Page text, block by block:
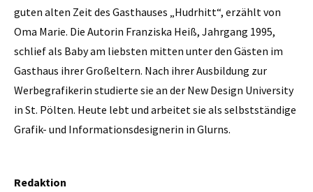
guten alten Zeit des Gasthauses „Hudrhitt“, erzählt von
Oma Marie. Die Autorin Franziska Heiß, Jahrgang 1995,
schlief als Baby am liebsten mitten unter den Gästen im
Gasthaus ihrer Großeltern. Nach ihrer Ausbildung zur
Werbegrafikerin studierte sie an der New Design University
in St. Pölten. Heute lebt und arbeitet sie als selbstständige
Grafik- und Informationsdesignerin in Glurns.
Redaktion